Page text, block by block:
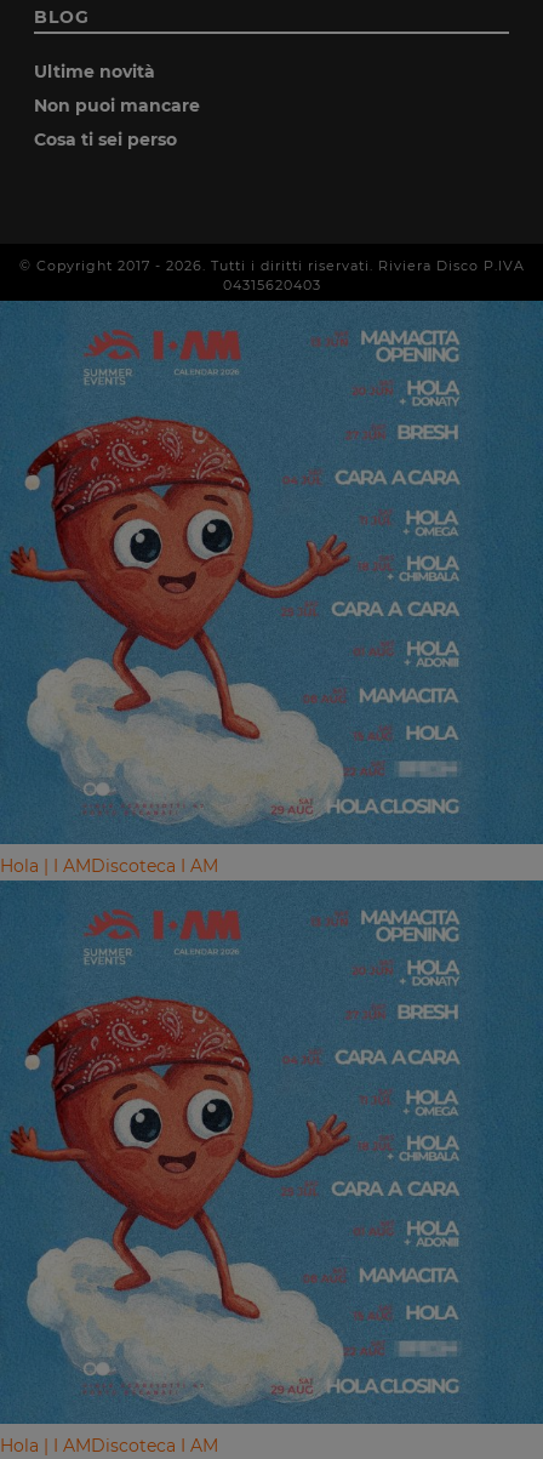
BLOG
Ultime novità
Non puoi mancare
Cosa ti sei perso
© Copyright 2017 - 2026 . Tutti i diritti riservati. Riviera Disco P.IVA
04315620403
Hola | I AMDiscoteca I AM
Hola | I AMDiscoteca I AM